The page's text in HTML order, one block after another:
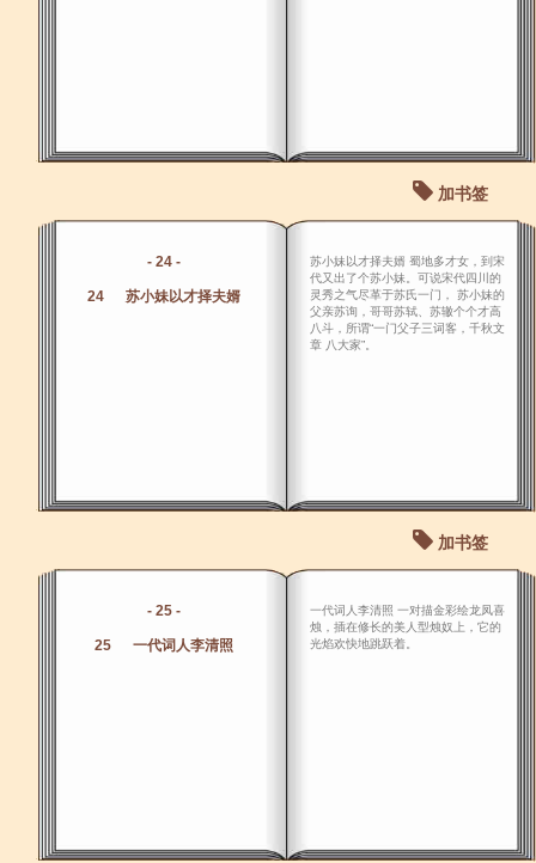
加书签
- 24 -
24 苏小妹以才择夫婿
苏小妹以才择夫婿 蜀地多才女，到宋
代又出了个苏小妹。可说宋代四川的
灵秀之气尽革于苏氏一门， 苏小妹的
父亲苏询，哥哥苏轼、苏辙个个才高
八斗，所谓“一门父子三词客，千秋文
章 八大家”。
加书签
- 25 -
25 一代词人李清照
一代词人李清照 一对描金彩绘龙凤喜
烛，插在修长的美人型烛奴上，它的
光焰欢快地跳跃着。